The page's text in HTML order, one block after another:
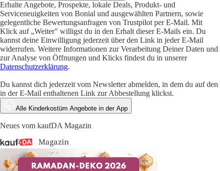
Erhalte Angebote, Prospekte, lokale Deals, Produkt- und
Serviceneuigkeiten von Bonial und ausgewählten Partnern, sowie
gelegentliche Bewertungsanfragen von Trustpilot per E-Mail. Mit
Klick auf „Weiter" willigst du in den Erhalt dieser E-Mails ein. Du
kannst deine Einwilligung jederzeit über den Link in jeder E-Mail
widerrufen. Weitere Informationen zur Verarbeitung Deiner Daten und
zur Analyse von Öffnungen und Klicks findest du in unserer
Datenschutzerklärung.
Du kannst dich jederzeit vom Newsletter abmelden, in dem du auf den
in der E-Mail enthaltenen Link zur Abbestellung klickst.
Alle Kinderkostüm Angebote in der App
Neues vom kaufDA Magazin